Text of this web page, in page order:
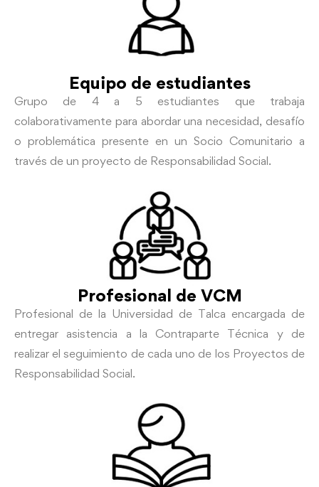
Equipo de estudiantes
Grupo de 4 a 5 estudiantes que trabaja
colaborativamente para abordar una necesidad, desafío
o problemática presente en un Socio Comunitario a
través de un proyecto de Responsabilidad Social.
Profesional de VCM
Profesional de la Universidad de Talca encargada de
entregar asistencia a la Contraparte Técnica y de
realizar el seguimiento de cada uno de los Proyectos de
Responsabilidad Social.